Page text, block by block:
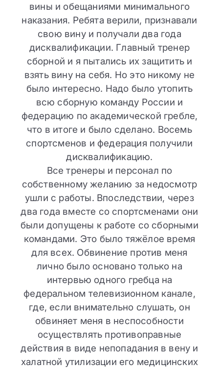
вины и обещаниями минимального
наказания. Ребята верили, признавали
свою вину и получали два года
дисквалификации. Главный тренер
сборной и я пытались их защитить и
взять вину на себя. Но это никому не
было интересно. Надо было утопить
всю сборную команду России и
федерацию по академической гребле,
что в итоге и было сделано. Восемь
спортсменов и федерация получили
дисквалификацию.
Все тренеры и персонал по
собственному желанию за недосмотр
ушли с работы. Впоследствии, через
два года вместе со спортсменами они
были допущены к работе со сборными
командами. Это было тяжёлое время
для всех. Обвинение против меня
лично было основано только на
интервью одного гребца на
федеральном телевизионном канале,
где, если внимательно слушать, он
обвиняет меня в неспособности
осуществлять противоправные
действия в виде непопадания в вену и
халатной утилизации его медицинских